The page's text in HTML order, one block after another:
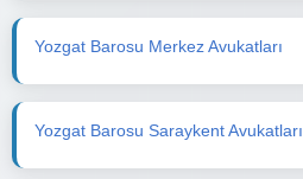
Yozgat Barosu Merkez Avukatları
Yozgat Barosu Saraykent Avukatları